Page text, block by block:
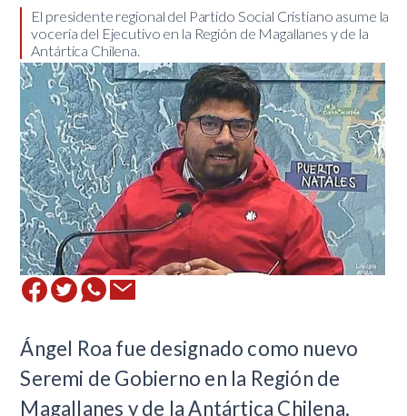
​El presidente regional del Partido Social Cristiano asume la
vocería del Ejecutivo en la Región de Magallanes y de la
Antártica Chilena.
Ángel Roa fue designado como nuevo
Seremi de Gobierno en la Región de
Magallanes y de la Antártica Chilena,